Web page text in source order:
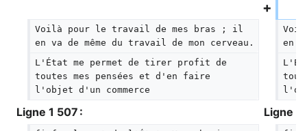
Voilà pour le travail de mes bras ; il
en va de même du travail de mon cerveau.
en
L'État me permet de tirer profit de
toutes mes pensées et d'en faire
l'objet d'un commerce
Ligne 1 507 : Ligne 1